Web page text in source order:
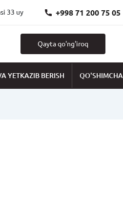
33 uy +998 71 200 75 05
Qayta qo'ng'iroq
YETKAZIB BERISH QO'SHIMCHA